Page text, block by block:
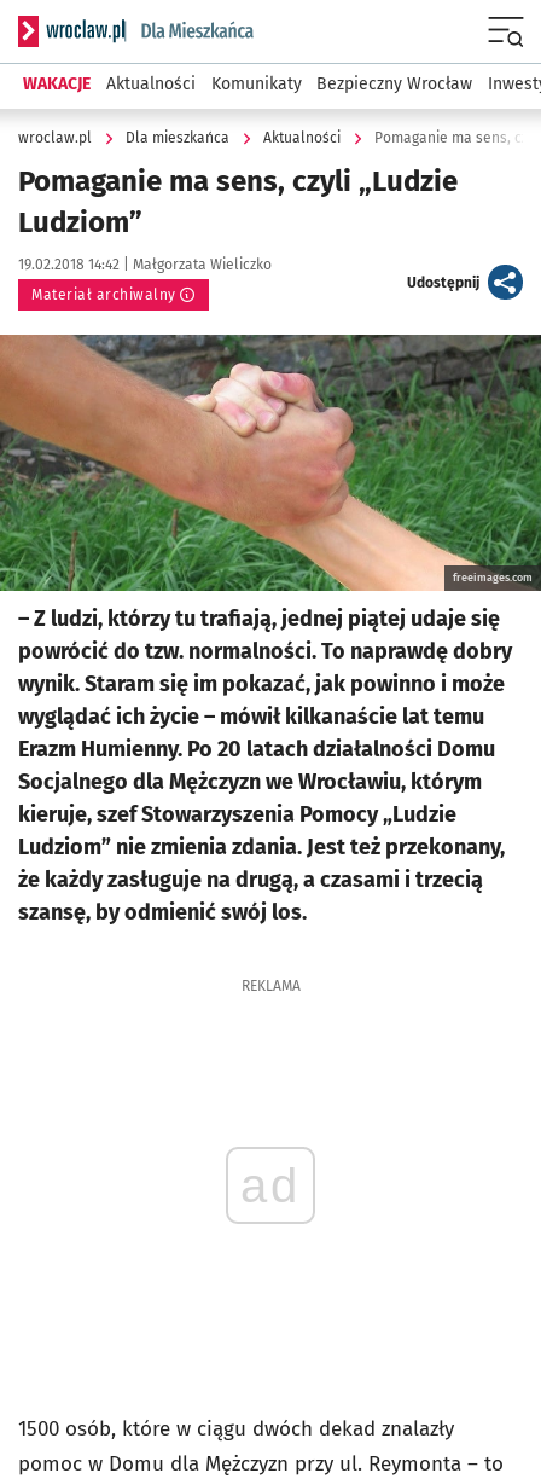
Serwis informacyjny wroclaw.pl podserwis: Dla mieszkańca
WAKACJE Aktualności Komunikaty Bezpieczny Wrocław
wroclaw.pl Dla mieszkańca Aktualności Pomaganie ma sens,
Pomaganie ma sens, czyli „Ludzie
Ludziom”
Data publikacji:
19.02.2018 14:42 | Autor:
Małgorzata Wieliczko
Materiał archiwalny
Udostępnijartykuł
Kliknij, aby powiększyć
freeimages.com
– Z ludzi, którzy tu trafiają, jednej piątej udaje się
powrócić do tzw. normalności. To naprawdę dobry
wynik. Staram się im pokazać, jak powinno i może
wyglądać ich życie – mówił kilkanaście lat temu
Erazm Humienny. Po 20 latach działalności Domu
Socjalnego dla Mężczyzn we Wrocławiu, którym
kieruje, szef Stowarzyszenia Pomocy „Ludzie
Ludziom” nie zmienia zdania. Jest też przekonany,
że każdy zasługuje na drugą, a czasami i trzecią
szansę, by odmienić swój los.
REKLAMA
ad
1500 osób, które w ciągu dwóch dekad znalazły
pomoc w Domu dla Mężczyzn przy ul. Reymonta – to